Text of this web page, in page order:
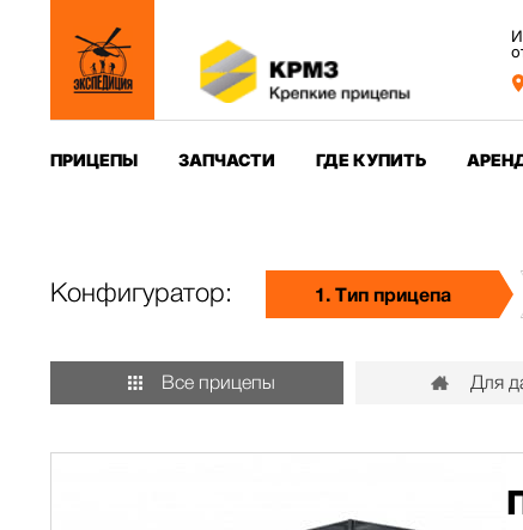
ПРИЦЕПЫ ЗАПЧАСТИ ГДЕ КУПИТЬ
Конфигуратор: 1. Тип прицепа
Все прицепы Для